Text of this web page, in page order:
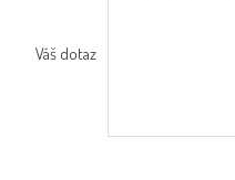
Váš dotaz